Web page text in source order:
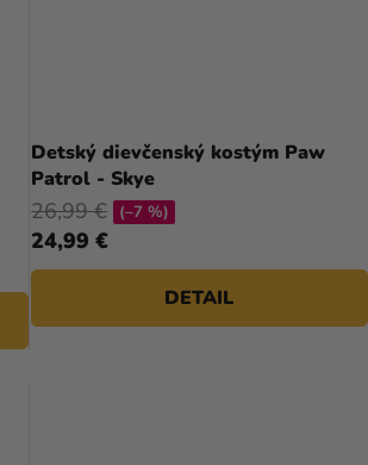
Detský dievčenský kostým Paw
Patrol - Skye
24,99 €
26,99 € (–7 %)
DETAIL